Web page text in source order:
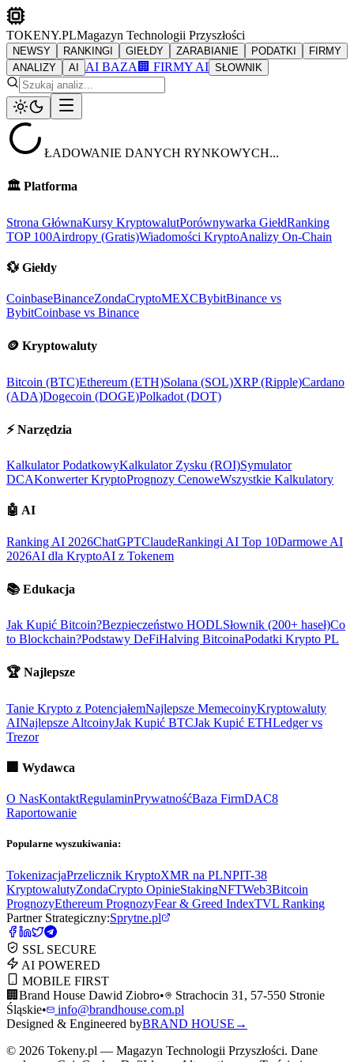
TOKENY.PLMagazyn Technologii Przyszłości
NEWSY RANKINGI GIEŁDY ZARABIANIE PODATKI
FIRMY
ANALIZY
AI AI BAZA 🏢 FIRMY AI SŁOWNIK
ŁADOWANIE DANYCH RYNKOWYCH...
🏛️ Platforma
Strona GłównaKursy KryptowalutPorównywarka GiełdRanking
TOP 100Airdropy (Gratis)Wiadomości KryptoAnalizy On-Chain
💱 Giełdy
CoinbaseBinanceZondaCryptoMEXCBybitBinance vs
BybitCoinbase vs Binance
🪙 Kryptowaluty
Bitcoin (BTC)Ethereum (ETH)Solana (SOL)XRP (Ripple)Cardano
(ADA)Dogecoin (DOGE)Polkadot (DOT)
⚡ Narzędzia
Kalkulator PodatkowyKalkulator Zysku (ROI)Symulator
DCAKonwerter KryptoPrognozy CenoweWszystkie Kalkulatory
🤖 AI
Ranking AI 2026ChatGPTClaudeRankingi AI Top 10Darmowe AI
2026AI dla KryptoAI z Tokenem
📚 Edukacja
Jak Kupić Bitcoin?Bezpieczeństwo HODLSłownik (200+ haseł)Co
to Blockchain?Podstawy DeFiHalving BitcoinaPodatki Krypto PL
🏆 Najlepsze
Tanie Krypto z PotencjałemNajlepsze MemecoinyKryptowaluty
AINajlepsze AltcoinyJak Kupić BTCJak Kupić ETHLedger vs
Trezor
🏢 Wydawca
O NasKontaktRegulaminPrywatnośćBaza FirmDAC8
Raportowanie
Popularne wyszukiwania:
TokenizacjaPrzelicznik KryptoXMR na PLNPIT-38
KryptowalutyZondaCrypto OpinieStakingNFTWeb3Bitcoin
PrognozyEthereum PrognozyFear & Greed IndexTVL Ranking
Partner Strategiczny:Sprytne.pl
SSL SECURE
AI POWERED
MOBILE FIRST
🏢 Brand House Dawid Ziobro•
Strachocin 31, 57-550 Stronie
Śląskie•
info@brandhouse.com.pl
Designed & Engineered byBRAND HOUSE →
© 2026 Tokeny.pl — Magazyn Technologii Przyszłości. Dane